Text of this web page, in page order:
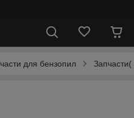
для бензопил